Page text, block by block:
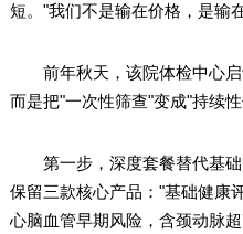
短。"我们不是输在价格，是输
前年秋天，该院体检中心启
而是把"一次性筛查"变成"持续性
第一步，深度套餐替代基础
保留三款核心产品："基础健康
心脑血管早期风险，含颈动脉